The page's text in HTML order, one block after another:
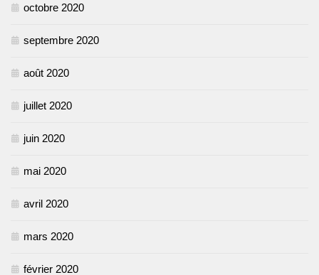
octobre 2020
septembre 2020
août 2020
juillet 2020
juin 2020
mai 2020
avril 2020
mars 2020
février 2020